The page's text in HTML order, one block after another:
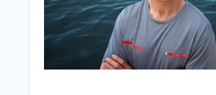
ZU
SICHERN